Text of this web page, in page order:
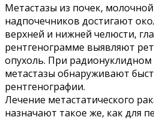
Метастазы из почек,
надпочечников достигают
верхней и нижней челюсти,
рентгенограмме выявляют
опухоль. При
метастазы обнаруживают
рентгенографии.
Лечение метастатического
назначают такое же, как для